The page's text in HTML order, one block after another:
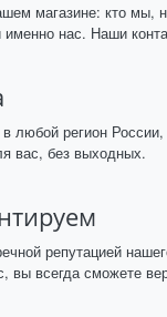
магазине: кто мы,
нас. Наши
любой регион
вас, без выходных.
репутацией
вы всегда сможете